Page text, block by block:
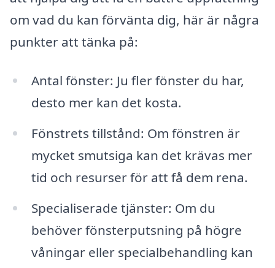
om vad du kan förvänta dig, här är några
punkter att tänka på:
Antal fönster: Ju fler fönster du har,
desto mer kan det kosta.
Fönstrets tillstånd: Om fönstren är
mycket smutsiga kan det krävas mer
tid och resurser för att få dem rena.
Specialiserade tjänster: Om du
behöver fönsterputsning på högre
våningar eller specialbehandling kan